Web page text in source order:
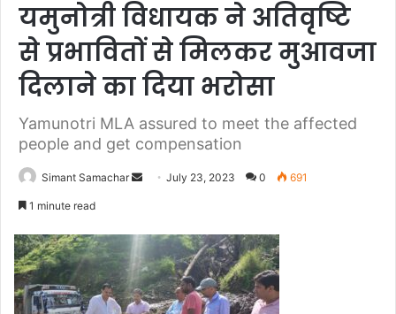
यमुनोत्री विधायक ने अतिवृष्टि
से प्रभावितों से मिलकर मुआवजा
दिलाने का दिया भरोसा
Yamunotri MLA assured to meet the affected
people and get compensation
Simant Samachar
d
a
n
e
July 23, 2023 0 691
1 minute read